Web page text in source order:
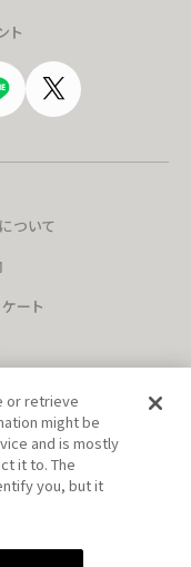
ト
ついて
ート
利用を禁じます。
or retrieve
might be
and is mostly
it to. The
you, but it